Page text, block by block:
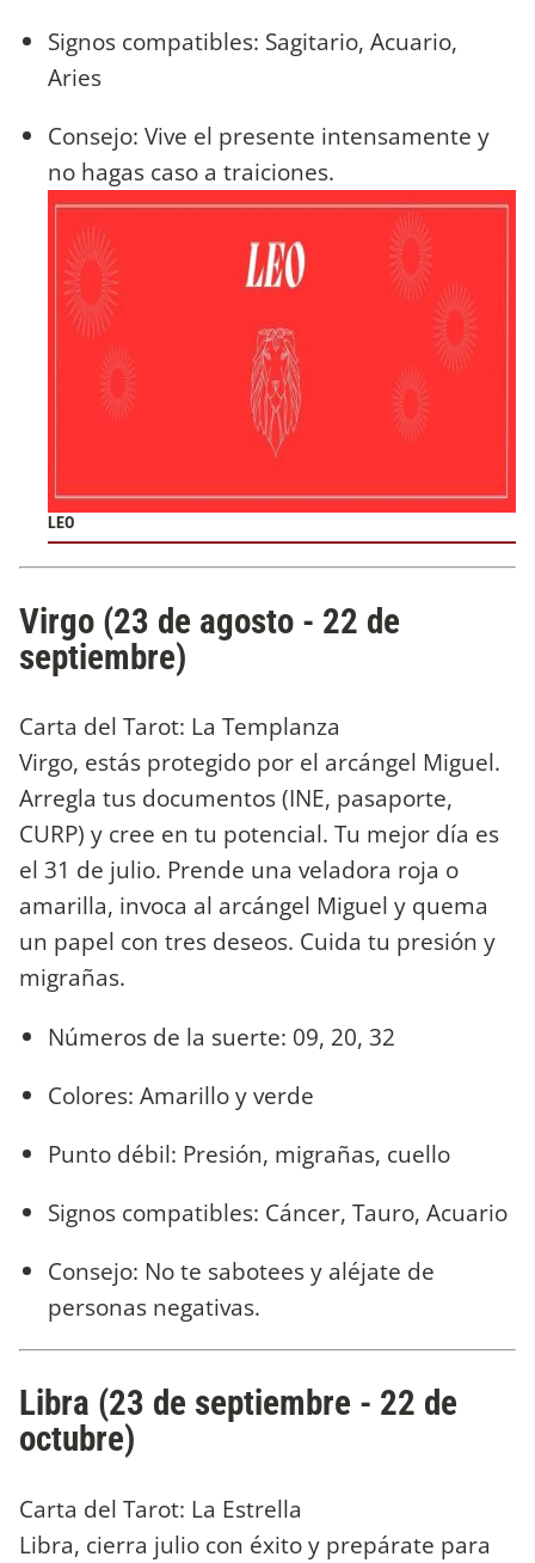
Signos compatibles: Sagitario, Acuario,
Aries
Consejo: Vive el presente intensamente y
no hagas caso a traiciones.
LEO
Virgo (23 de agosto - 22 de
septiembre)
Carta del Tarot: La Templanza
Virgo, estás protegido por el arcángel Miguel.
Arregla tus documentos (INE, pasaporte,
CURP) y cree en tu potencial. Tu mejor día es
el 31 de julio. Prende una veladora roja o
amarilla, invoca al arcángel Miguel y quema
un papel con tres deseos. Cuida tu presión y
migrañas.
Números de la suerte: 09, 20, 32
Colores: Amarillo y verde
Punto débil: Presión, migrañas, cuello
Signos compatibles: Cáncer, Tauro, Acuario
Consejo: No te sabotees y aléjate de
personas negativas.
Libra (23 de septiembre - 22 de
octubre)
Carta del Tarot: La Estrella
Libra, cierra julio con éxito y prepárate para